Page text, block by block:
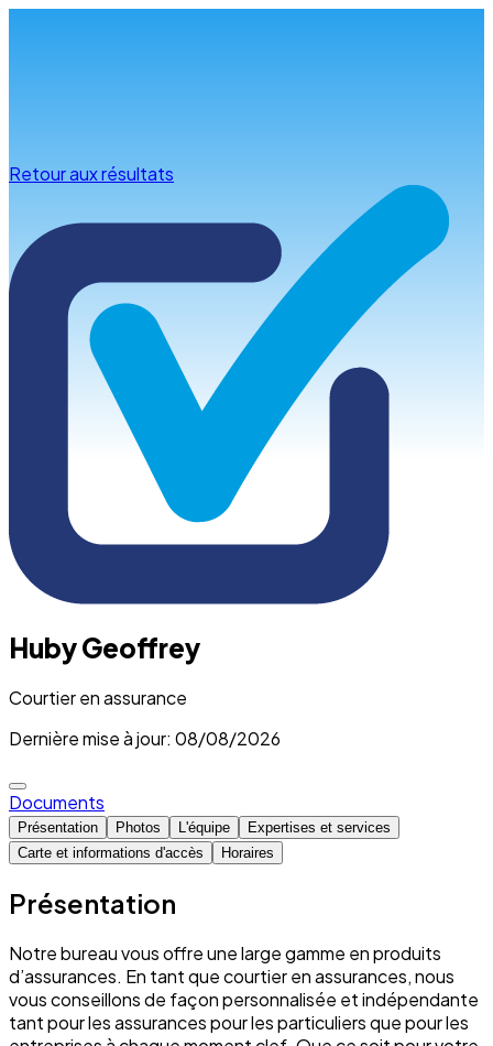
Retour aux résultats
Huby Geoffrey
Courtier en assurance
Dernière mise à jour: 08/08/2026
Documents
Présentation Photos L'équipe
Expertises et services
Carte et informations d'accès
Horaires
Présentation
Notre bureau vous offre une large gamme en produits
d’assurances. En tant que courtier en assurances, nous
vous conseillons de façon personnalisée et indépendante
tant pour les assurances pour les particuliers que pour les